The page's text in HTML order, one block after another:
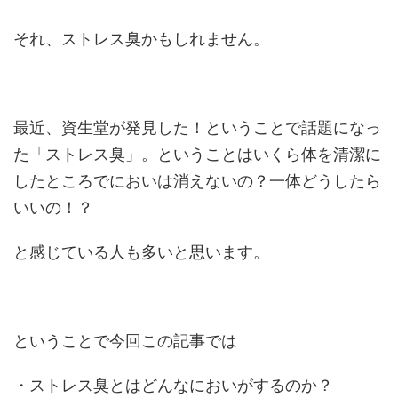
それ、ストレス臭かもしれません。
最近、資生堂が発見した！ということで話題になっ
た「ストレス臭」。ということはいくら体を清潔に
したところでにおいは消えないの？一体どうしたら
いいの！？
と感じている人も多いと思います。
ということで今回この記事では
・ストレス臭とはどんなにおいがするのか？